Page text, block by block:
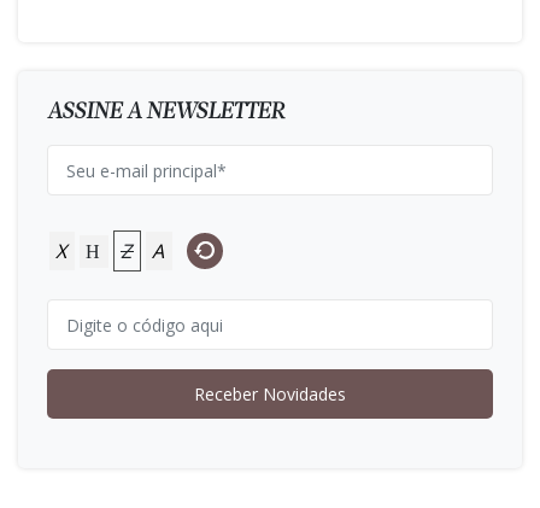
ASSINE A NEWSLETTER
X H Z A
Receber Novidades